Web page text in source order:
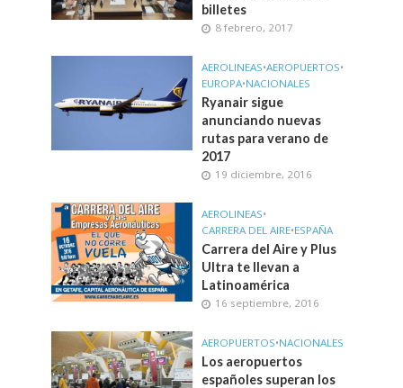
billetes
8 febrero, 2017
AEROLINEAS•AEROPUERTOS•
EUROPA•NACIONALES
Ryanair sigue
anunciando nuevas
rutas para verano de
2017
19 diciembre, 2016
AEROLINEAS•
CARRERA DEL AIRE•ESPAÑA
Carrera del Aire y Plus
Ultra te llevan a
Latinoamérica
16 septiembre, 2016
AEROPUERTOS•NACIONALES
Los aeropuertos
españoles superan los